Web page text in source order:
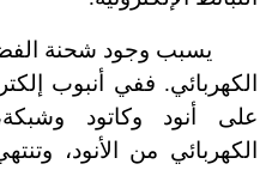
يسبب وجود شحنة
الكهربائي. ففي أنبوب
على أنود وكاتود
الكهربائي من الأنود،